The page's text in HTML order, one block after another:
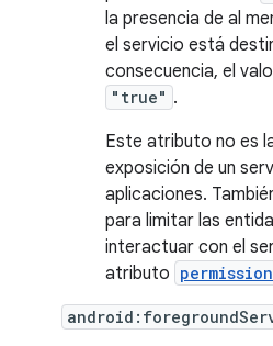
la presencia de al
el servicio está
consecuencia, el
"true" .
Este atributo no es
exposición de un
aplicaciones.
para limitar las
interactuar con el
atributo permission